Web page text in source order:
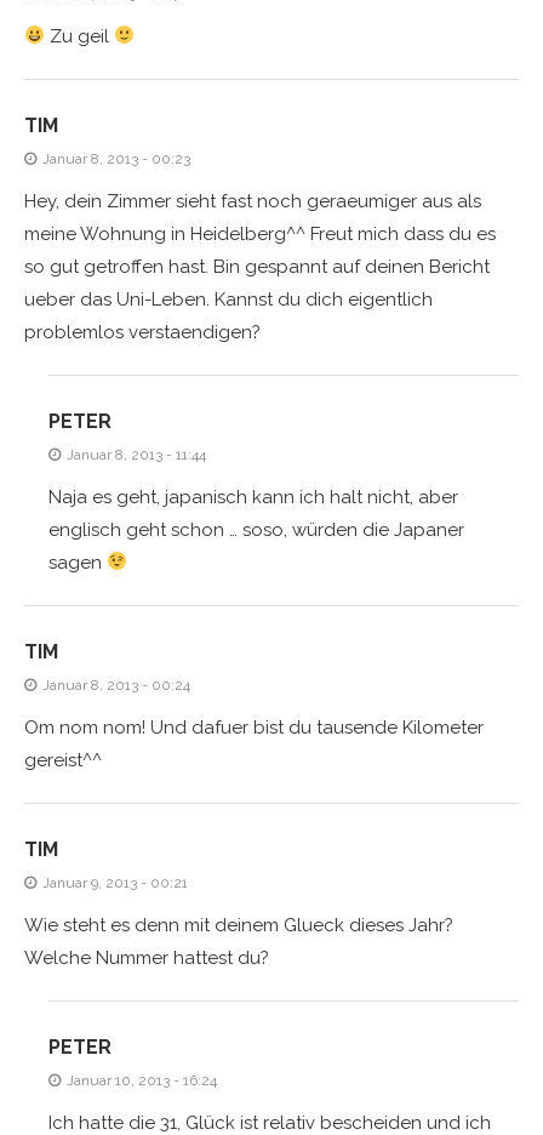
Zu geil
TIM
Januar 8, 2013 - 00:23
Hey, dein Zimmer sieht fast noch geraeumiger aus als
meine Wohnung in Heidelberg^^ Freut mich dass du es
so gut getroffen hast. Bin gespannt auf deinen Bericht
ueber das Uni-Leben. Kannst du dich eigentlich
problemlos verstaendigen?
PETER
Januar 8, 2013 - 11:44
Naja es geht, japanisch kann ich halt nicht, aber
englisch geht schon … soso, würden die Japaner
sagen
TIM
Januar 8, 2013 - 00:24
Om nom nom! Und dafuer bist du tausende Kilometer
gereist^^
TIM
Januar 9, 2013 - 00:21
Wie steht es denn mit deinem Glueck dieses Jahr?
Welche Nummer hattest du?
PETER
Januar 10, 2013 - 16:24
Ich hatte die 31, Glück ist relativ bescheiden und ich